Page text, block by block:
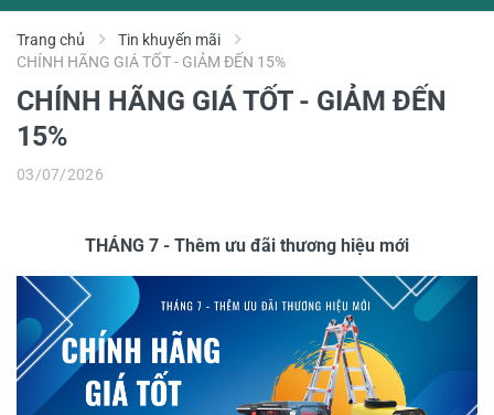
Trang chủ
Tin khuyến mãi
CHÍNH HÃNG GIÁ TỐT - GIẢM ĐẾN 15%
CHÍNH HÃNG GIÁ TỐT - GIẢM ĐẾN
15%
03/07/2026
THÁNG 7 - Thêm ưu đãi thương hiệu mới